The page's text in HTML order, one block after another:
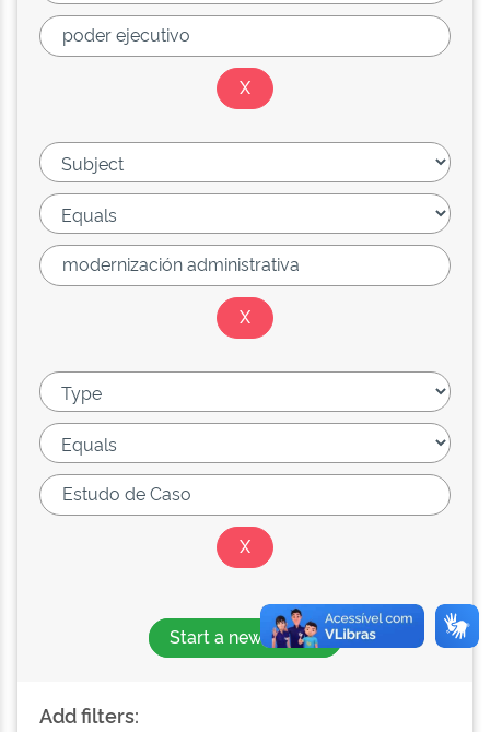
Start a new search
Add filters: